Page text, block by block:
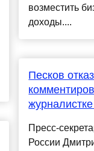
возместить
доходы....
Песков
Пресс-
России